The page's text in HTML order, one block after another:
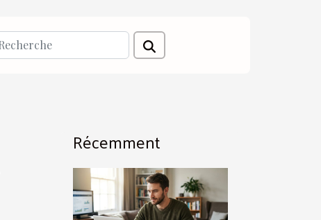
Récemment